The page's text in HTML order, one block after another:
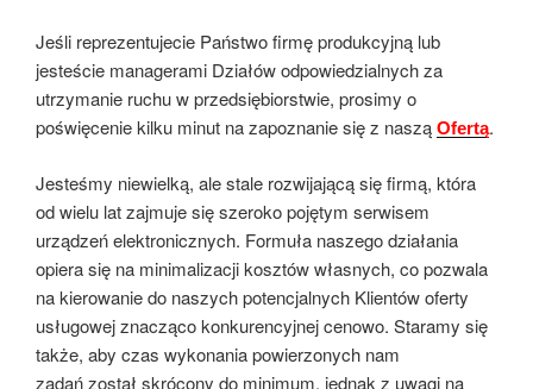
Jeśli reprezentujecie Państwo firmę produkcyjną lub
jesteście managerami Działów odpowiedzialnych za
utrzymanie ruchu w przedsiębiorstwie, prosimy o
poświęcenie kilku minut na zapoznanie się z naszą Ofertą.
Jesteśmy niewielką, ale stale rozwijającą się firmą, która
od wielu lat zajmuje się szeroko pojętym serwisem
urządzeń elektronicznych. Formuła naszego działania
opiera się na minimalizacji kosztów własnych, co pozwala
na kierowanie do naszych potencjalnych Klientów oferty
usługowej znacząco konkurencyjnej cenowo. Staramy się
także, aby czas wykonania powierzonych nam
zadań został skrócony do minimum, jednak z uwagi na